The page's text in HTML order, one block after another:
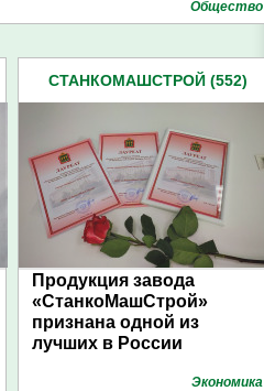
Общество
СТАНКОМАШСТРОЙ (552)
Продукция завода
«СтанкоМашСтрой»
признана одной из
лучших в России
Экономика